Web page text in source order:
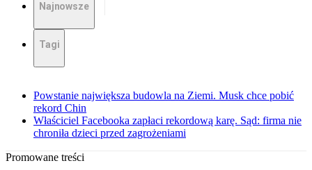
Najnowsze
Tagi
Powstanie największa budowla na Ziemi. Musk chce pobić
rekord Chin
Właściciel Facebooka zapłaci rekordową karę. Sąd: firma nie
chroniła dzieci przed zagrożeniami
Promowane treści